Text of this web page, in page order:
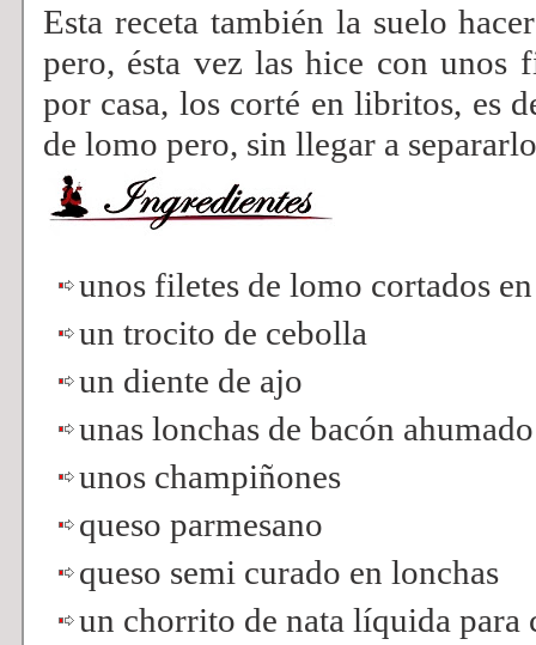
Esta receta también la suelo
pero, ésta vez las hice con unos
por casa, los corté en libritos, es
de lomo pero, sin llegar a
unos filetes de lomo cortados
un trocito de cebolla
un diente de ajo
unas lonchas de bacón ahumado
unos champiñones
queso parmesano
queso semi curado en lonchas
un chorrito de nata líquida para